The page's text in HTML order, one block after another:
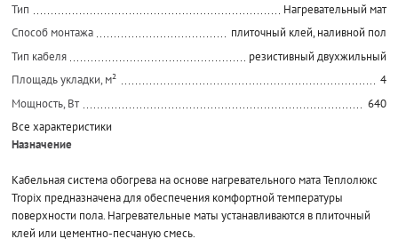
Тип
Нагревательный мат
Способ монтажа
плиточный клей, наливной пол
Тип кабеля
резистивный двухжильный
Площадь укладки, м²
4
Мощность, Вт
640
Все характеристики
Назначение
Кабельная система обогрева на основе нагревательного мата Теплолюкс
Tropix предназначена для обеспечения комфортной температуры
поверхности пола. Нагревательные маты устанавливаются в плиточный
клей или цементно-песчаную смесь.